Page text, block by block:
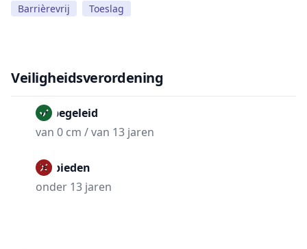
Barrièrevrij Toeslag
Veiligheidsverordening
Onbegeleid
van 0 cm / van 13 jaren
Verbieden
onder 13 jaren